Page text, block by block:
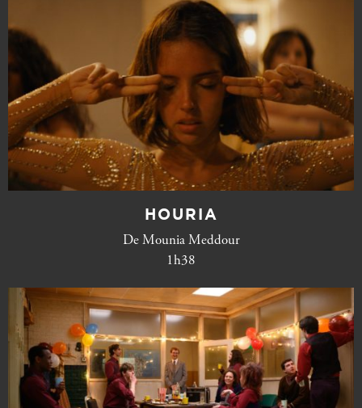
HOURIA
De Mounia Meddour
1h38